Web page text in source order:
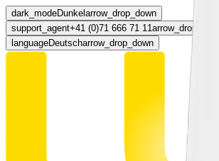
dark_modeDunkel arrow_drop_down
support_agent+41 (0)71 666 71 11arrow_drop_down
languageDeutscharrow_drop_down